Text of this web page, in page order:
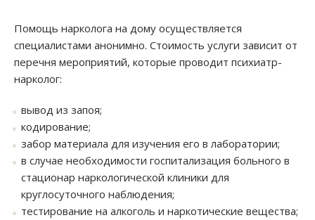
Помощь нарколога на дому осуществляется
специалистами анонимно. Стоимость услуги зависит от
перечня мероприятий, которые проводит психиатр-
нарколог:
вывод из запоя;
кодирование;
забор материала для изучения его в лаборатории;
в случае необходимости госпитализация больного в
стационар наркологической клиники для
круглосуточного наблюдения;
тестирование на алкоголь и наркотические вещества;